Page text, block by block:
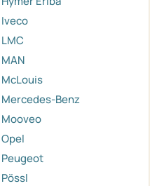
Iveco
LMC
MAN
McLouis
Mercedes-Benz
Mooveo
Opel
Peugeot
Pössl